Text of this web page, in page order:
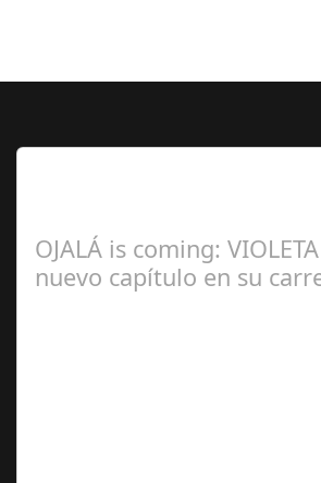
OJALÁ is coming:
nuevo capítulo en su